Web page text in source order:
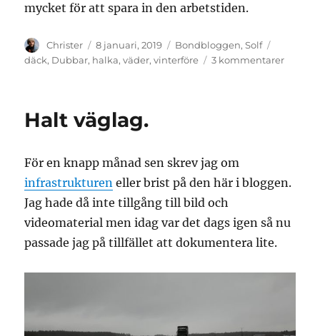
mycket för att spara in den arbetstiden.
Författare
Christer
Publicerat
den
8 januari, 2019 Kategorier
Bondbloggen,Solf
däck, Dubbar, halka,väder,vinterföre 3 kommentarertill
Halt väglag.
För en knapp månad sen skrev jag om
infrastrukturen eller brist på den här i bloggen.
Jag hade då inte tillgång till bild och
videomaterial men idag var det dags igen så nu
passade jag på tillfället att dokumentera lite.